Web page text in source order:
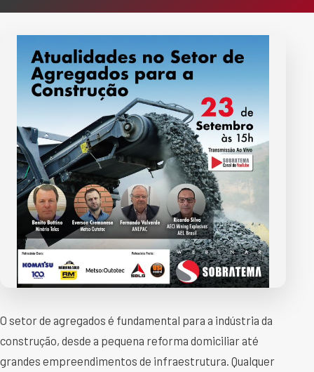
O setor de agregados é fundamental para a indústria da
construção, desde a pequena reforma domiciliar até
grandes empreendimentos de infraestrutura. Qualquer